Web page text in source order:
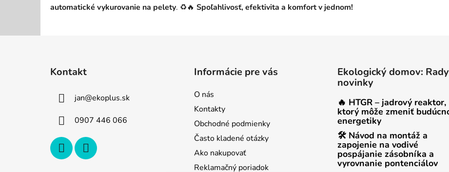
automatické vykurovanie na pelety. ♻🔥 Spoľahlivosť, efektivita a komfort v jednom!
Kontakt
jan@ekoplus.sk
0907 446 066
Informácie pre vás
O nás
Kontakty
Obchodné podmienky
Často kladené otázky
Ako nakupovať
Reklamačný poriadok
Ekologický domov:
novinky
🔥 HTGR – jadrový reaktor,
ktorý môže zmeniť
energetiky
🛠 Návod na montáž a
zapojenie na vodivé
pospájanie zásobníka a
vyrovnanie pontenciálov